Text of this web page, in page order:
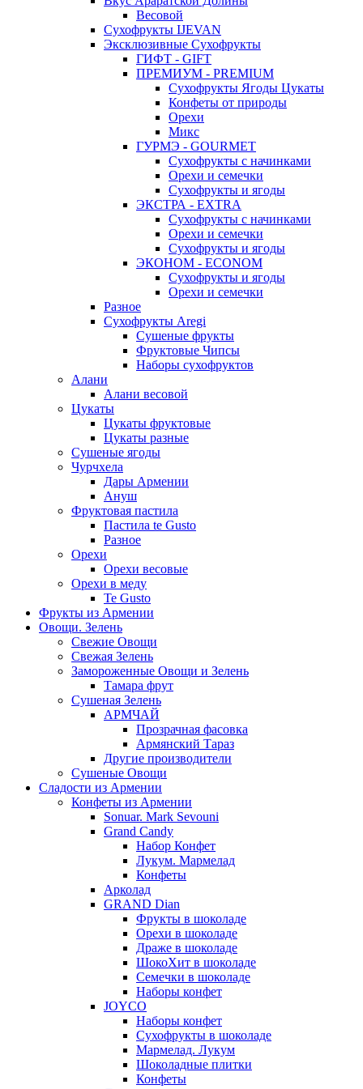
Весовой
Сухофрукты IJEVAN
Эксклюзивные Сухофрукты
ГИФТ - GIFT
ПРЕМИУМ - PREMIUM
Сухофрукты Ягоды Цукаты
Конфеты от природы
Орехи
Микс
ГУРМЭ - GOURMET
Сухофрукты с начинками
Орехи и семечки
Сухофрукты и ягоды
ЭКСТРА - EXTRA
Сухофрукты с начинками
Орехи и семечки
Сухофрукты и ягоды
ЭКОНОМ - ECONOM
Сухофрукты и ягоды
Орехи и семечки
Разное
Сухофрукты Aregi
Сушеные фрукты
Фруктовые Чипсы
Наборы сухофруктов
Алани
Алани весовой
Цукаты
Цукаты фруктовые
Цукаты разные
Сушеные ягоды
Чурчхела
Дары Армении
Ануш
Фруктовая пастила
Пастила te Gusto
Разное
Орехи
Орехи весовые
Орехи в меду
Te Gusto
Фрукты из Армении
Овощи. Зелень
Свежие Овощи
Свежая Зелень
Замороженные Овощи и Зелень
Тамара фрут
Сушеная Зелень
АРМЧАЙ
Прозрачная фасовка
Армянский Тараз
Другие производители
Сушеные Овощи
Сладости из Армении
Конфеты из Армении
Sonuar. Mark Sevouni
Grand Candy
Набор Конфет
Лукум. Мармелад
Конфеты
Арколад
GRAND Dian
Фрукты в шоколаде
Орехи в шоколаде
Драже в шоколаде
ШокоХит в шоколаде
Семечки в шоколаде
Наборы конфет
JOYCO
Наборы конфет
Сухофрукты в шоколаде
Мармелад. Лукум
Шоколадные плитки
Конфеты